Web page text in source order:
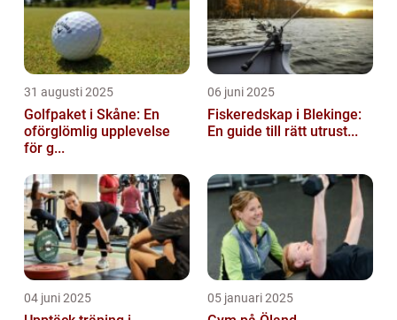
31 augusti 2025
Golfpaket i Skåne: En
oförglömlig upplevelse
för g...
06 juni 2025
Fiskeredskap i Blekinge:
En guide till rätt utrust...
04 juni 2025 05 januari 2025